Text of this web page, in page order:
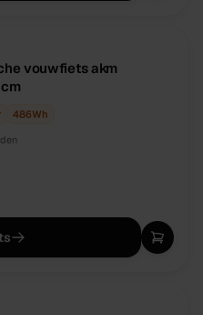
vouwfiets akm
486Wh